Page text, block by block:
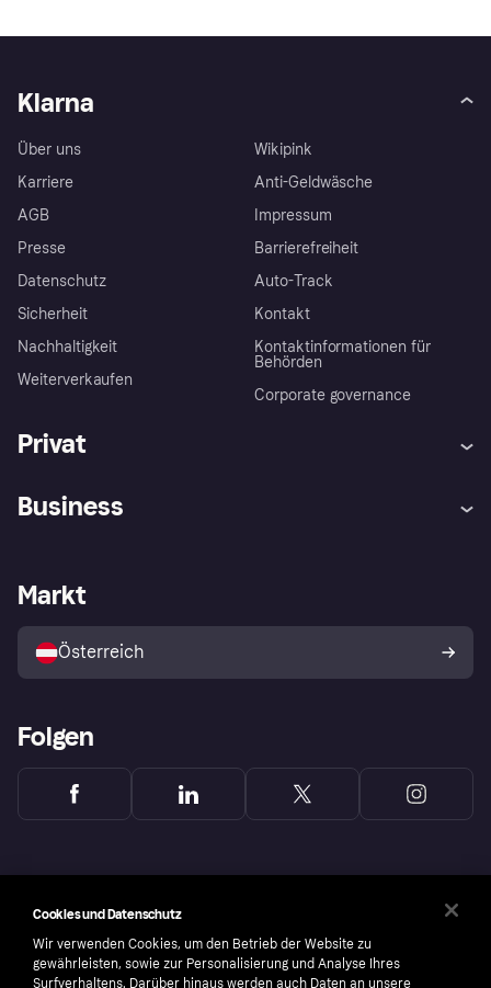
Klarna
Über uns
Karriere
AGB
Presse
Datenschutz
Sicherheit
Nachhaltigkeit
Weiterverkaufen
Wikipink
Anti-Geldwäsche
Impressum
Barrierefreiheit
Auto-Track
Kontakt
Kontaktinformationen für
Behörden
Corporate governance
Privat
Shops entdecken
Business
Händlerportal
Markt
Österreich
Folgen
Cookies und Datenschutz
Wir verwenden Cookies, um den Betrieb der Website zu
gewährleisten, sowie zur Personalisierung und Analyse Ihres
Surfverhaltens. Darüber hinaus werden auch Daten an unsere